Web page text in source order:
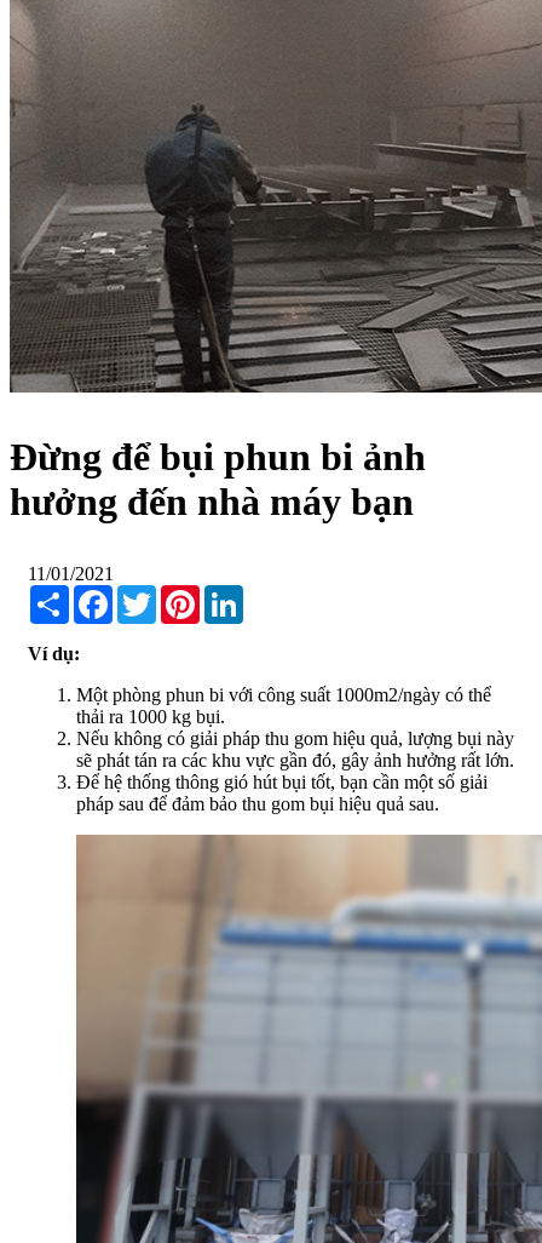
Đừng để bụi phun bi ảnh
hưởng đến nhà máy bạn
11/01/2021
Share Facebook
TwitterPinterest
Ví dụ:
Một phòng phun bi với công suất 1000m2/ngày có thể
thải ra 1000 kg bụi.
Nếu không có giải pháp thu gom hiệu quả, lượng bụi này
sẽ phát tán ra các khu vực gần đó, gây ảnh hưởng rất lớn.
Để hệ thống thông gió hút bụi tốt, bạn cần một số giải
pháp sau để đảm bảo thu gom bụi hiệu quả sau.